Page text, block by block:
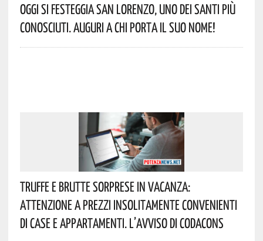
Oggi Si Festeggia San Lorenzo, Uno Dei Santi Più
Conosciuti. Auguri A Chi Porta Il Suo Nome!
Truffe E Brutte Sorprese In Vacanza:
Attenzione A Prezzi Insolitamente Convenienti
Di Case E Appartamenti. L’avviso Di Codacons